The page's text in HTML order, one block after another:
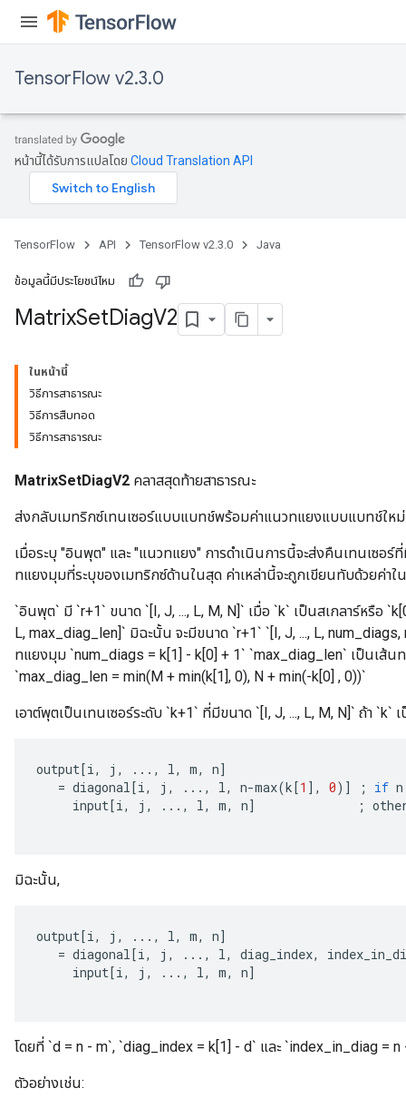
TensorFlow v2.3.0
หน้านี้ได้รับการแปลโดย Cloud Translation API
TensorFlow API TensorFlow v2.3.0 Java
ข้อมูลนี้มีประโยชน์ไหม
MatrixSetDiagV2
ในหน้านี้
วิธีการสาธารณะ
วิธีการสืบทอด
วิธีการสาธารณะ
MatrixSetDiagV2 คลาสสุดท้ายสาธารณะ
ส่งกลับเมทริกซ์เทนเซอร์แบบแบทช์พร้อมค่าแนวทแยงแบบแบทช์ใหม่
เมื่อระบุ "อินพุต" และ "แนวทแยง" การดำเนินการนี้จะส่งคืนเทนเซอ
ทแยงมุมที่ระบุของเมทริกซ์ด้านในสุด ค่าเหล่านี้จะถูกเขียนทับด้วยค่าใ
`อินพุต` มี `r+1` ขนาด `[I, J, ..., L, M, N]` เมื่อ `k` เป็นสเกลาร์หรือ
L, max_diag_len]` มิฉะนั้น จะมีขนาด `r+1` `[I, J, ..., L,
ทแยงมุม `num_diags = k[1] - k[0] + 1` `max_diag_len` เป็นเส้น
`max_diag_len = min(M + min(k[1], 0), N + min(-k[0] , 0))`
เอาต์พุตเป็นเทนเซอร์ระดับ `k+1` ที่มีขนาด `[I, J, ..., L, M, N]` ถ้า `k`
output[i, j , ..., l, m, n]
= diagonal[i, j , ..., l, n-max(k[1 ] , 0) ] ; if n
input[i, j , ..., l, m, n] ;
มิฉะนั้น,
output[i, j , ..., l, m, n]
= diagonal[i, j , ..., l, diag_index,
input[i, j , ..., l, m, n]
โดยที่ `d = n - m`, `diag_index = k[1] - d` และ `index_in_diag = n
ตัวอย่างเช่น: